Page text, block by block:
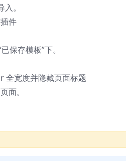
。
件
保存模板”下。
全宽度并隐藏页面标题
面。